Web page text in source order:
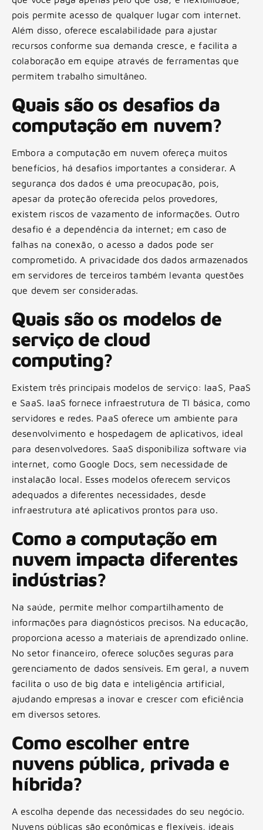
pois permite acesso de qualquer lugar com internet.
Além disso, oferece escalabilidade para ajustar
recursos conforme sua demanda cresce, e facilita a
colaboração em equipe através de ferramentas que
permitem trabalho simultâneo.
Quais são os desafios da
computação em nuvem?
Embora a computação em nuvem ofereça muitos
benefícios, há desafios importantes a considerar. A
segurança dos dados é uma preocupação, pois,
apesar da proteção oferecida pelos provedores,
existem riscos de vazamento de informações. Outro
desafio é a dependência da internet; em caso de
falhas na conexão, o acesso a dados pode ser
comprometido. A privacidade dos dados armazenados
em servidores de terceiros também levanta questões
que devem ser consideradas.
Quais são os modelos de
serviço de cloud
computing?
Existem três principais modelos de serviço: IaaS, PaaS
e SaaS. IaaS fornece infraestrutura de TI básica, como
servidores e redes. PaaS oferece um ambiente para
desenvolvimento e hospedagem de aplicativos, ideal
para desenvolvedores. SaaS disponibiliza software via
internet, como Google Docs, sem necessidade de
instalação local. Esses modelos oferecem serviços
adequados a diferentes necessidades, desde
infraestrutura até aplicativos prontos para uso.
Como a computação em
nuvem impacta diferentes
indústrias?
Na saúde, permite melhor compartilhamento de
informações para diagnósticos precisos. Na educação,
proporciona acesso a materiais de aprendizado online.
No setor financeiro, oferece soluções seguras para
gerenciamento de dados sensíveis. Em geral, a nuvem
facilita o uso de big data e inteligência artificial,
ajudando empresas a inovar e crescer com eficiência
em diversos setores.
Como escolher entre
nuvens pública, privada e
híbrida?
A escolha depende das necessidades do seu negócio.
Nuvens públicas são econômicas e flexíveis, ideais